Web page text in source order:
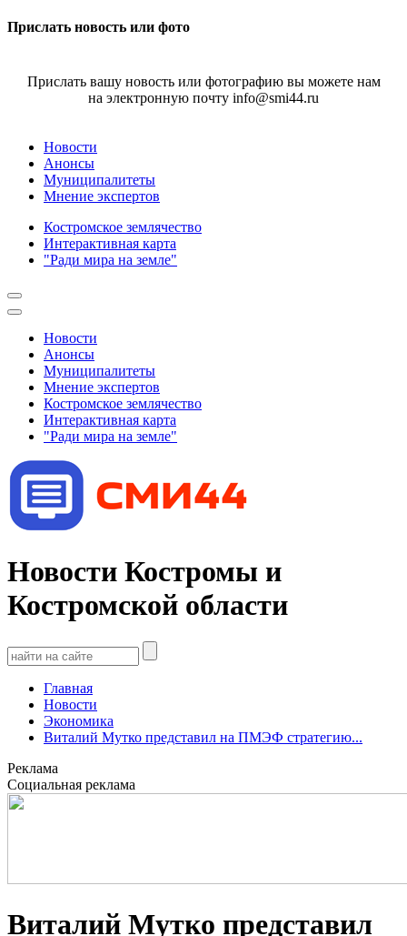
Прислать новость или фото
Прислать вашу новость или фотографию вы можете нам
на электронную почту info@smi44.ru
Новости
Анонсы
Муниципалитеты
Мнение экспертов
Костромское землячество
Интерактивная карта
"Ради мира на земле"
Новости
Анонсы
Муниципалитеты
Мнение экспертов
Костромское землячество
Интерактивная карта
"Ради мира на земле"
Новости Костромы и
Костромской области
Главная
Новости
Экономика
Виталий Мутко представил на ПМЭФ стратегию...
Реклама
Социальная реклама
Виталий Мутко представил